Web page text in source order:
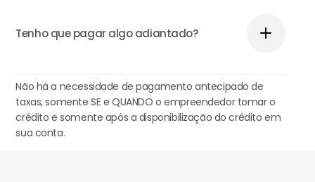
Tenho que pagar algo adiantado?
Não há a necessidade de pagamento antecipado de
taxas, somente SE e QUANDO o empreendedor tomar o
crédito e somente após a disponibilização do crédito em
sua conta.